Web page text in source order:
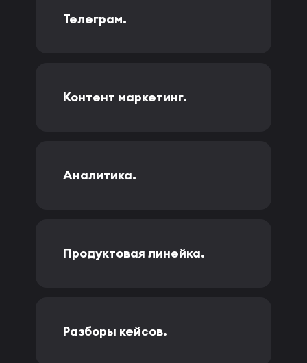
Телеграм.
Контент маркетинг.
Аналитика.
Продуктовая линейка.
Разборы кейсов.